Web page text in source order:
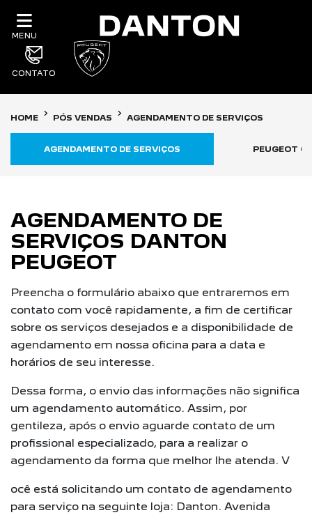
MENU
CONTATO
HOME PÓS VENDAS AGENDAMENTO DE SERVIÇOS
PEUGEOT
AGENDAMENTO DE SERVIÇOS
AGENDAMENTO DE
SERVIÇOS DANTON
PEUGEOT
Preencha o formulário abaixo que entraremos em
contato com você rapidamente, a fim de certificar
sobre os serviços desejados e a disponibilidade de
agendamento em nossa oficina para a data e
horários de seu interesse.
Dessa forma, o envio das informações não significa
um agendamento automático. Assim, por
gentileza, após o envio aguarde contato de um
profissional especializado, para a realizar o
agendamento da forma que melhor lhe atenda. V
ocê está solicitando um contato de agendamento
para serviço na seguinte loja: Danton. Avenida